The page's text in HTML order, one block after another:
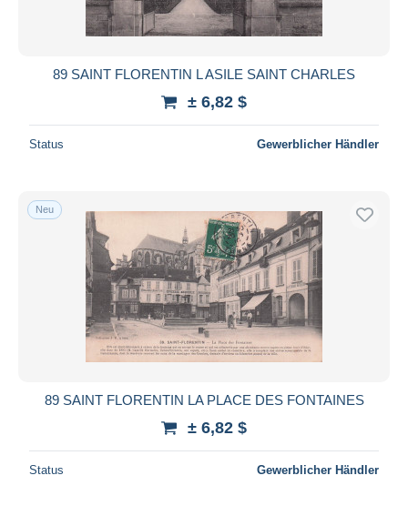
89 SAINT FLORENTIN L ASILE SAINT CHARLES
± 6,82 $
Status Gewerblicher Händler
Neu
89 SAINT FLORENTIN LA PLACE DES FONTAINES
± 6,82 $
Status Gewerblicher Händler